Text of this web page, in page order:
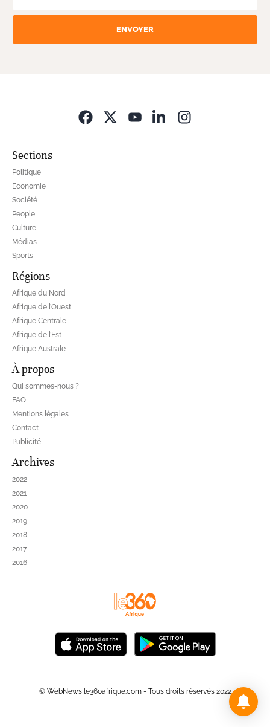
ENVOYER
Sections
Politique
Economie
Société
People
Culture
Médias
Sports
Régions
Afrique du Nord
Afrique de l’Ouest
Afrique Centrale
Afrique de l’Est
Afrique Australe
À propos
Qui sommes-nous ?
FAQ
Mentions légales
Contact
Publicité
Archives
2022
2021
2020
2019
2018
2017
2016
© WebNews le360afrique.com - Tous droits réservés 2022